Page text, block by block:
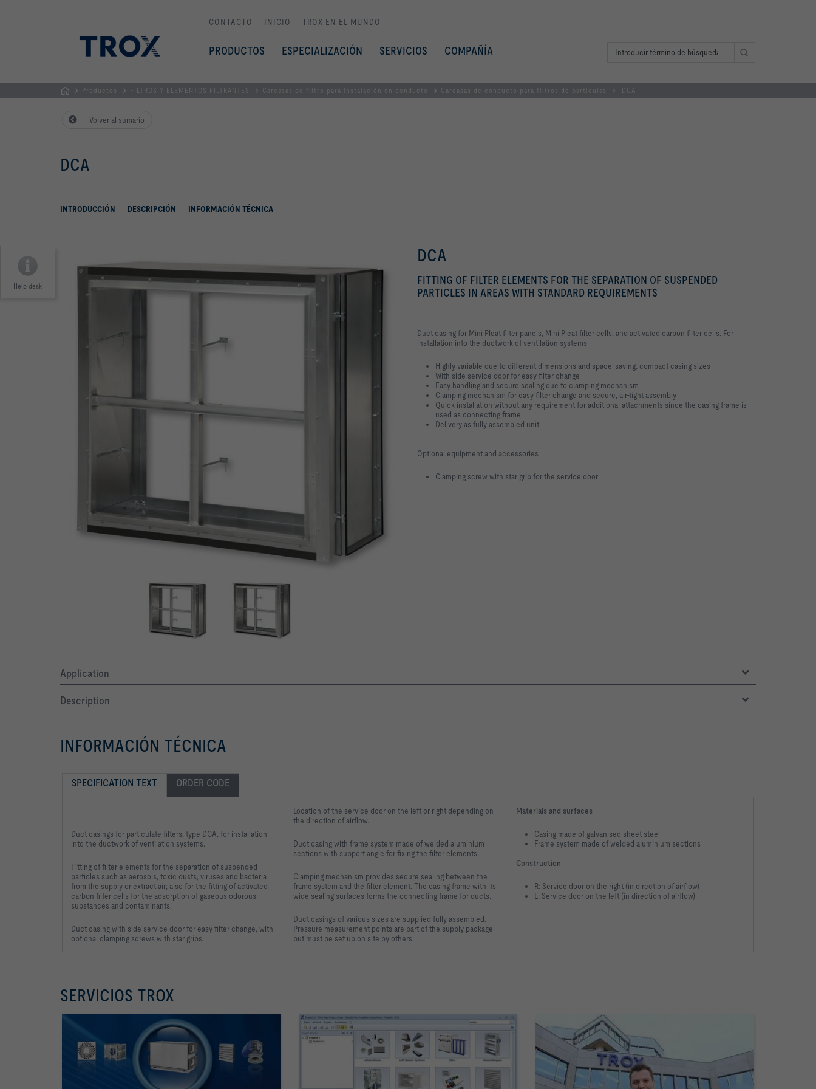
CONTACTO INICIO TROX EN EL MUNDO
PRODUCTOS ESPECIALIZACIÓN SERVICIOS COMPAÑÍA
PRINCIPAL
Productos FILTROS Y ELEMENTOS FILTRANTES Carcasas de filtro para instalación en conducto Carcasas de conducto para filtros de partículas DCA
Volver al sumario
DCA
INTRODUCCIÓN DESCRIPCIÓN INFORMACIÓN TÉCNICA
Help desk
DCA
FITTING OF FILTER ELEMENTS FOR THE SEPARATION OF SUSPENDED
PARTICLES IN AREAS WITH STANDARD REQUIREMENTS
Duct casing for Mini Pleat filter panels, Mini Pleat filter cells, and activated carbon filter cells. For
installation into the ductwork of ventilation systems
Highly variable due to different dimensions and space-saving, compact casing sizes
With side service door for easy filter change
Easy handling and secure sealing due to clamping mechanism
Clamping mechanism for easy filter change and secure, air-tight assembly
Quick installation without any requirement for additional attachments since the casing frame is
used as connecting frame
Delivery as fully assembled unit
Optional equipment and accessories
Clamping screw with star grip for the service door
Application
Description
INFORMACIÓN TÉCNICA
SPECIFICATION TEXT ORDER CODE
Duct casings for particulate filters, type DCA, for installation
into the ductwork of ventilation systems.
Fitting of filter elements for the separation of suspended
particles such as aerosols, toxic dusts, viruses and bacteria
from the supply or extract air; also for the fitting of activated
carbon filter cells for the adsorption of gaseous odorous
substances and contaminants.
Duct casing with side service door for easy filter change, with
optional clamping screws with star grips.
Location of the service door on the left or right depending on
the direction of airflow.
Duct casing with frame system made of welded aluminium
sections with support angle for fixing the filter elements.
Clamping mechanism provides secure sealing between the
frame system and the filter element. The casing frame with its
wide sealing surfaces forms the connecting frame for ducts.
Duct casings of various sizes are supplied fully assembled.
Pressure measurement points are part of the supply package
but must be set up on site by others.
Materials and surfaces
Casing made of galvanised sheet steel
Frame system made of welded aluminium sections
Construction
R: Service door on the right (in direction of airflow)
L: Service door on the left (in direction of airflow)
SERVICIOS TROX